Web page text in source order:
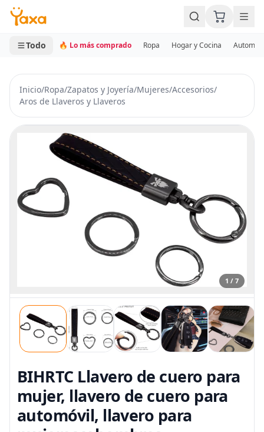
MINI CARRITO
0 productos
Todo 🔥 Lo más comprado Ropa Hogar y Cocina
Inicio/Ropa/Zapatos y Joyería/Mujeres/Accesorios/
Aros de Llaveros y Llaveros
1 / 7
BIHRTC Llavero de cuero para
mujer, llavero de cuero para
automóvil, llavero para